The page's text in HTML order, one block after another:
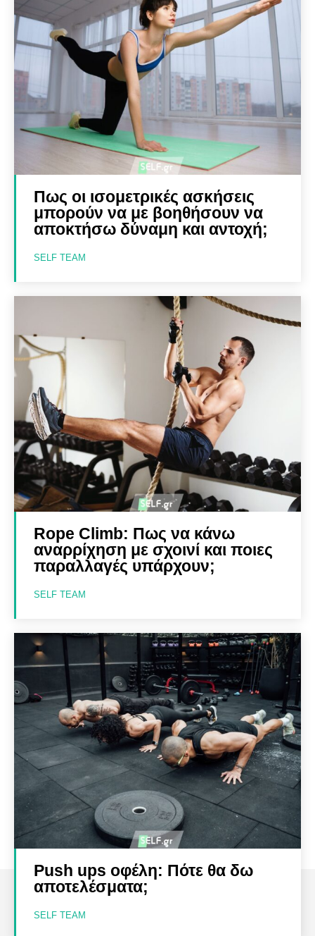
Πως οι ισομετρικές ασκήσεις
μπορούν να με βοηθήσουν να
αποκτήσω δύναμη και αντοχή;
SELF TEAM
Rope Climb: Πως να κάνω
αναρρίχηση με σχοινί και ποιες
παραλλαγές υπάρχουν;
SELF TEAM
Push ups οφέλη: Πότε θα δω
αποτελέσματα;
SELF TEAM